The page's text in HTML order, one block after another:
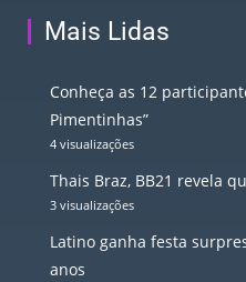
Mais Lidas
Conheça as 12
Pimentinhas”
4 visualizações
Thais Braz, BB21 revela
3 visualizações
Latino ganha festa
anos